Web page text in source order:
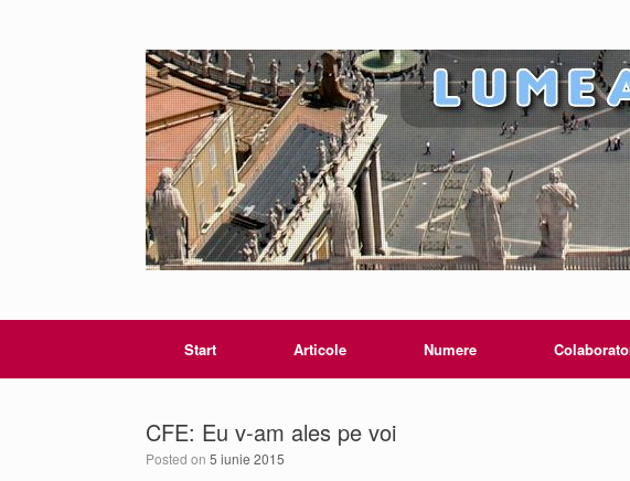
Start Articole Numere
CFE: Eu v-am ales pe voi
Posted on 5 iunie 2015